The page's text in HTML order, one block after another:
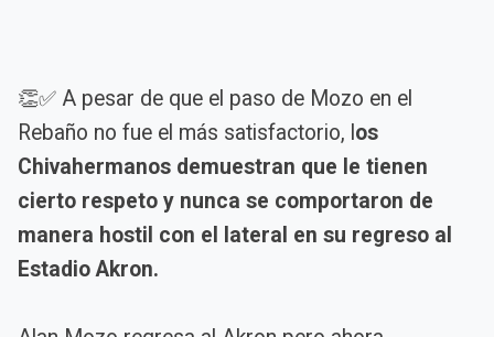
👏✅ A pesar de que el paso de Mozo en el
Rebaño no fue el más satisfactorio, l os
Chivahermanos demuestran que le tienen
cierto respeto y nunca se comportaron de
manera hostil con el lateral en su regreso al
Estadio Akron.